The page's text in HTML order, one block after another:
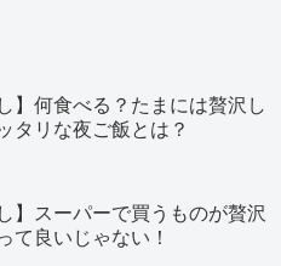
】何食べる？たまには贅沢し
タリな夜ご飯とは？
】スーパーで買うものが贅沢
て良いじゃない！